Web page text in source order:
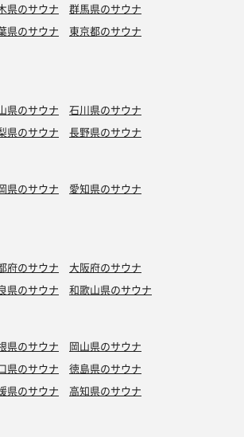
県のサウナ
群馬県のサウナ
県のサウナ
東京都のサウナ
県のサウナ
石川県のサウナ
県のサウナ 長野県のサウナ
県のサウナ
愛知県のサウナ
府のサウナ
大阪府のサウナ
県のサウナ 和歌山県のサウナ
県のサウナ
岡山県のサウナ
県のサウナ
徳島県のサウナ
県のサウナ 高知県のサウナ